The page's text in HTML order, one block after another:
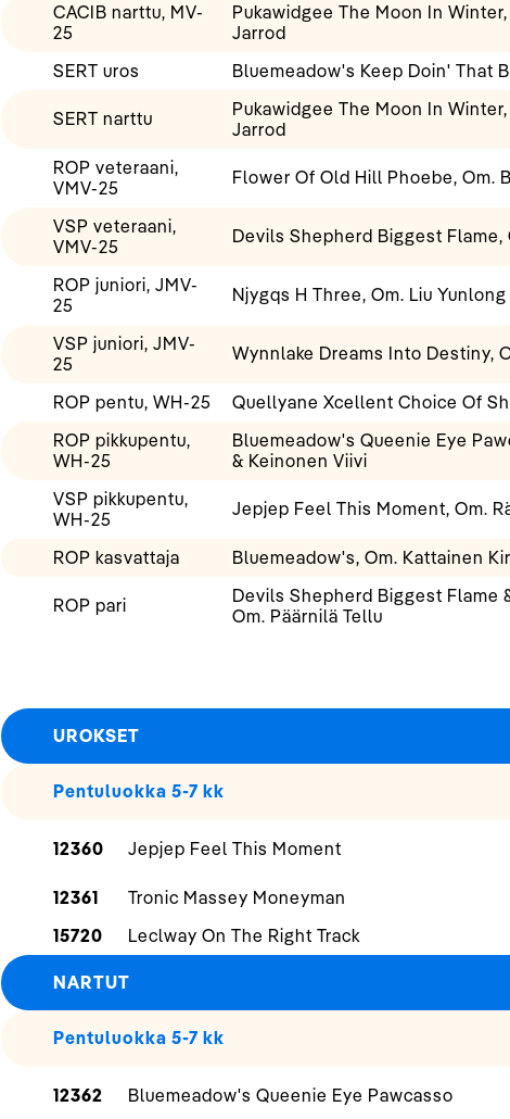
CACIB narttu, MV-
25
Pukawidgee The Moon In
Jarrod
SERT uros
Bluemeadow's Keep Doin' That
SERT narttu
Pukawidgee The Moon In
Jarrod
ROP veteraani,
VMV-25
Flower Of Old Hill Phoebe, Om.
VSP veteraani,
VMV-25
Devils Shepherd Biggest Flame,
ROP juniori, JMV-
25
Njygqs H Three, Om. Liu Yunlong
VSP juniori, JMV-
25
Wynnlake Dreams Into Destiny,
ROP pentu, WH-25
Quellyane Xcellent Choice Of
ROP pikkupentu,
WH-25
Bluemeadow's Queenie Eye
& Keinonen Viivi
VSP pikkupentu,
WH-25
Jepjep Feel This Moment, Om.
ROP kasvattaja Bluemeadow's, Om. Kattainen
ROP pari
Devils Shepherd Biggest Flame
Om. Päärnilä Tellu
UROKSET
Pentuluokka 5-7 kk
12360 Jepjep Feel This Moment
12361
Tronic Massey Moneyman
15720
Leclway On The Right Track
NARTUT
Pentuluokka 5-7 kk
12362 Bluemeadow's Queenie Eye Pawcasso